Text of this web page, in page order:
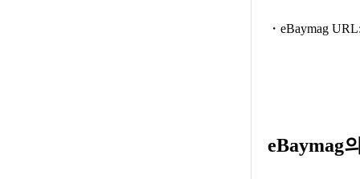
・eBaymag URL:
eBaymag